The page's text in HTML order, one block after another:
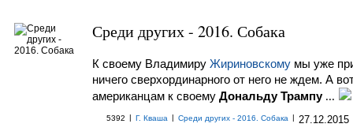
Среди других - 2016. Собака
К своему Владимиру Жириновскому мы уже
ничего сверхординарного от него не ждем. А
американцам к своему Дональду Трампу...
5392 | Г. Кваша | Среди других - 2016. Собака | 27.12.2015